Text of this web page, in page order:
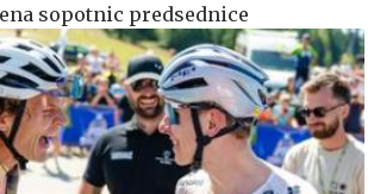
sopotnic predsednice